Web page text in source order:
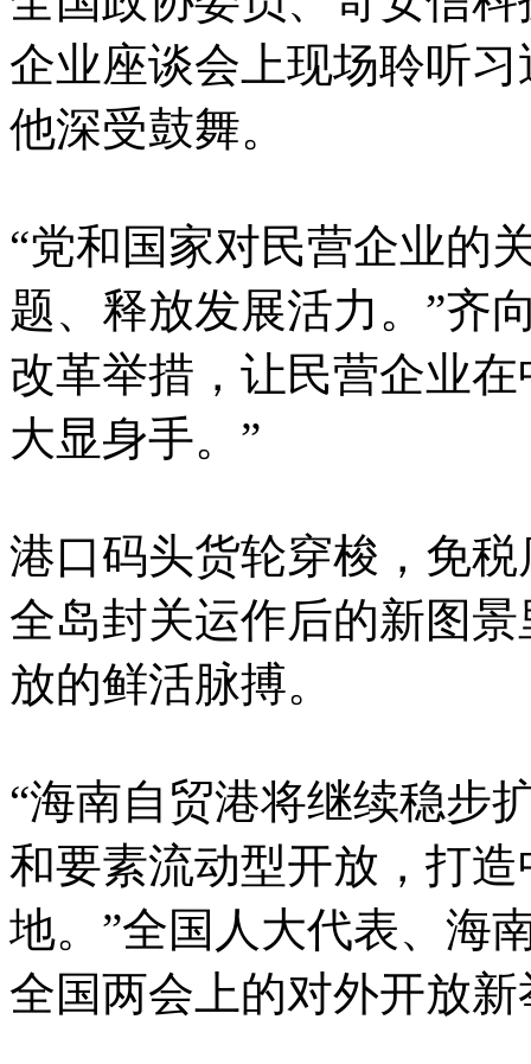
企业座谈会上现场聆听
他深受鼓舞。
“党和国家对民营企业的
题、释放发展活力。”齐
改革举措，让民营企业
大显身手。”
港口码头货轮穿梭，免
全岛封关运作后的新图
放的鲜活脉搏。
“海南自贸港将继续稳步
和要素流动型开放，打
地。”全国人大代表、海
全国两会上的对外开放